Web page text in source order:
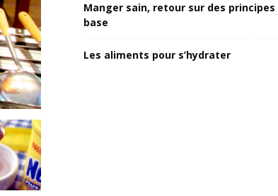
Manger sain, retour sur des principes
base
Les aliments pour s’hydrater